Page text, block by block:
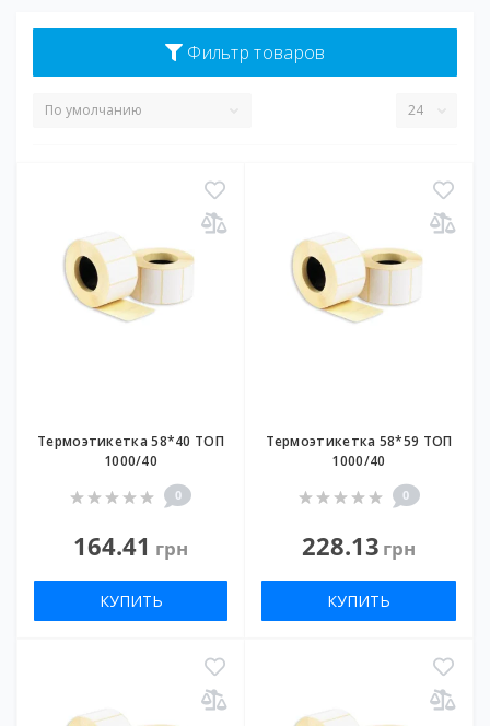
Фильтр товаров
Термоэтикетка 58*40 ТОП
1000/40
0
164.41 грн
КУПИТЬ
Термоэтикетка 58*59 ТОП
1000/40
0
228.13 грн
КУПИТЬ